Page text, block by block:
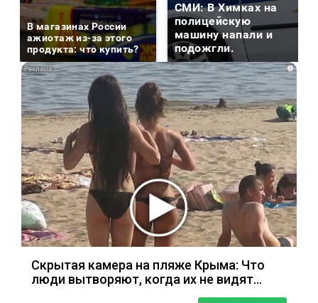
В магазинах России
ажиотаж из-за этого
продукта: что купить?
СМИ: В Химках на
полицейскую
машину напали и
подожгли.
i
Скрытая камера на пляже Крыма: Что
люди вытворяют, когда их не видят...